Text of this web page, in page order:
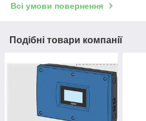
Всі умови повернення
Подібні товари компанії